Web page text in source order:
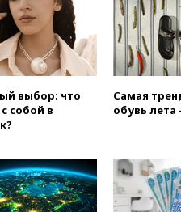
выбор: что
собой в
Самая
обувь лета